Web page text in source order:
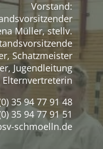
Vorstand:
Müller, stellv.
Schatzmeister
Jugendleitung
Elternvertreterin
35 94 77 91 48
35 94 77 91 51
schmoelln.de